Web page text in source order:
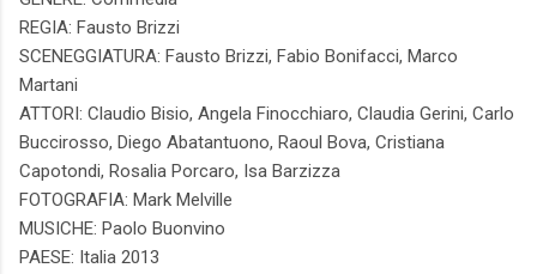
REGIA: Fausto Brizzi
SCENEGGIATURA: Fausto Brizzi, Fabio Bonifacci, Marco
Martani
ATTORI: Claudio Bisio, Angela Finocchiaro, Claudia Gerini, Carlo
Buccirosso, Diego Abatantuono, Raoul Bova, Cristiana
Capotondi, Rosalia Porcaro, Isa Barzizza
FOTOGRAFIA: Mark Melville
MUSICHE: Paolo Buonvino
PAESE: Italia 2013